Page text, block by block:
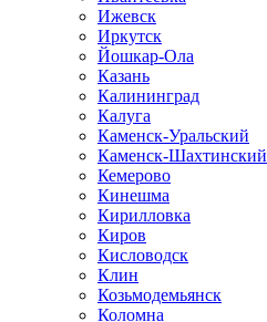
Ижевск
Иркутск
Йошкар-Ола
Казань
Калининград
Калуга
Каменск-Уральский
Каменск-Шахтинский
Кемерово
Кинешма
Кирилловка
Киров
Кисловодск
Клин
Козьмодемьянск
Коломна